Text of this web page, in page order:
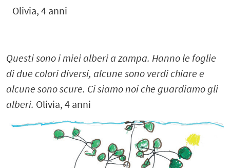
Olivia, 4 anni
Questi sono i miei alberi a zampa. Hanno le foglie
di due colori diversi, alcune sono verdi chiare e
alcune sono scure. Ci siamo noi che guardiamo gli
alberi. Olivia, 4 anni